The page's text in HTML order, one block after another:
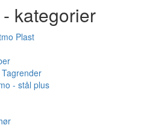
kategorier
Plast
- stål plus